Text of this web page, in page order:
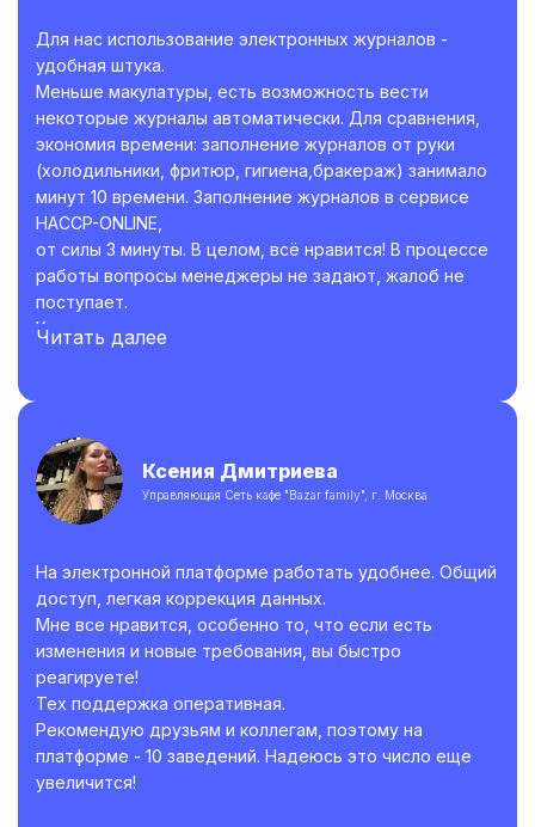
разработчикам сервиса ведения электронных
журналов. С вами наша работа становится легче. Ещё
раз спасибо.
Для нас использование электронных журналов -
удобная штука.
Меньше макулатуры, есть возможность вести
некоторые журналы автоматически. Для сравнения,
экономия времени: заполнение журналов от руки
(холодильники, фритюр, гигиена,бракераж) занимало
минут 10 времени. Заполнение журналов в сервисе
HACCP-ONLINE,
от силы 3 минуты. В целом, всё нравится! В процессе
работы вопросы менеджеры не задают, жалоб не
поступает.
Коллегам рекомендую.
Читать далее
Ксения Дмитриева
Управляющая Сеть кафе "Bazar family", г. Москва
На электронной платформе работать удобнее. Общий
доступ, легкая коррекция данных.
Мне все нравится, особенно то, что если есть
изменения и новые требования, вы быстро
реагируете!
Тех поддержка оперативная.
Рекомендую друзьям и коллегам, поэтому на
платформе - 10 заведений. Надеюсь это число еще
увеличится!